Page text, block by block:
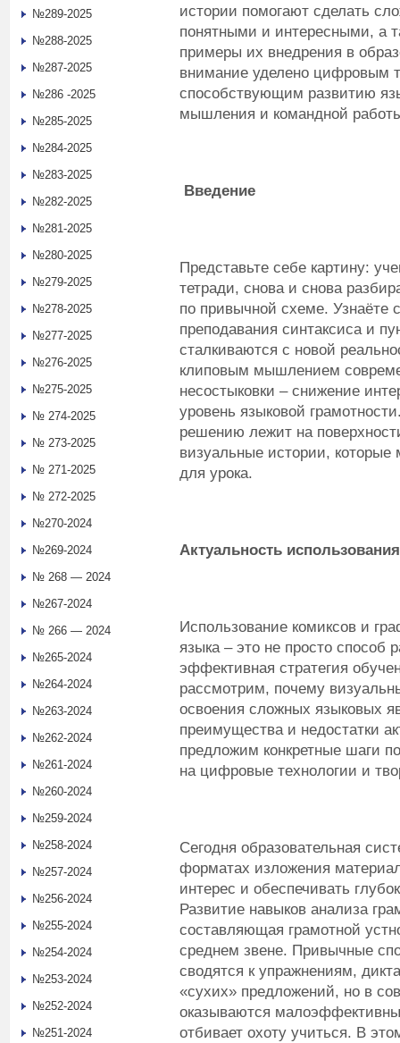
истории помогают сделать
понятными и интересными, а
примеры их внедрения в
внимание уделено цифровым
способствующим развитию
мышления и командной
Введение
Представьте себе картину:
тетради, снова и снова
по привычной схеме. Узнаёте
преподавания синтаксиса и
сталкиваются с новой
клиповым мышлением
несостыковки – снижение
уровень языковой
решению лежит на
визуальные истории,
для урока.
Актуальность
Использование комиксов и
языка – это не просто способ
эффективная стратегия
рассмотрим, почему
освоения сложных языковых
преимущества и недостатки
предложим конкретные шаги
на цифровые технологии и
Сегодня образовательная
форматах изложения
интерес и обеспечивать
Развитие навыков анализа
составляющая грамотной
среднем звене. Привычные
сводятся к упражнениям,
«сухих» предложений, но в
оказываются
отбивает охоту учиться. В
№289-2025
№288-2025
№287-2025
№286 -2025
№285-2025
№284-2025
№283-2025
№282-2025
№281-2025
№280-2025
№279-2025
№278-2025
№277-2025
№276-2025
№275-2025
№ 274-2025
№ 273-2025
№ 271-2025
№ 272-2025
№270-2024
№269-2024
№ 268 — 2024
№267-2024
№ 266 — 2024
№265-2024
№264-2024
№263-2024
№262-2024
№261-2024
№260-2024
№259-2024
№258-2024
№257-2024
№256-2024
№255-2024
№254-2024
№253-2024
№252-2024
№251-2024